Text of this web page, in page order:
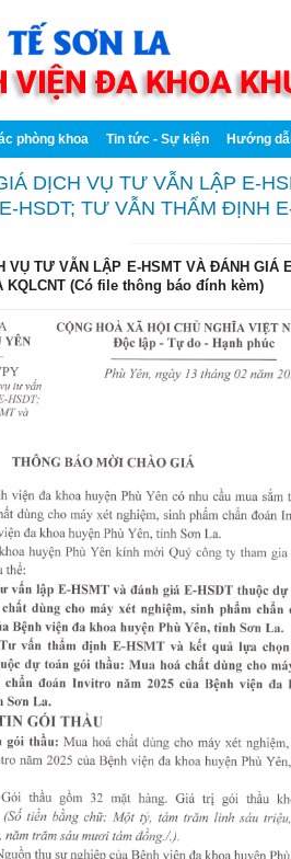
phòng khoa Tin tức - Sự kiện Hướng
DỊCH VỤ TƯ VẪN LẬP E-
HSDT; TƯ VẪN THẨM ĐỊNH
VỤ TƯ VẪN LẬP E-HSMT VÀ ĐÁNH GIÁ
KQLCNT (Có file thông báo đính kèm)